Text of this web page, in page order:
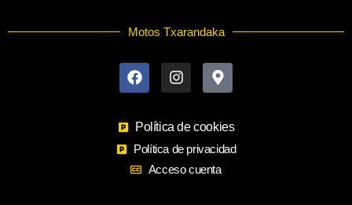
Motos Txarandaka
a
c
e
o
o
k
n
s
t
g
r
a
m
a
p
-
a
r
k
e
Política de cookies
Política de privacidad
Acceso cuenta